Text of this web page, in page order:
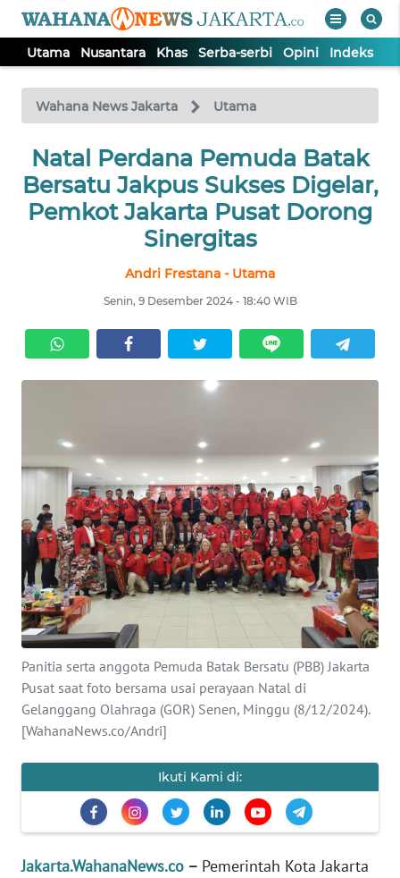
Utama Nusantara Khas Serba-serbi Opini Indeks
Wahana News Jakarta Utama
Natal Perdana Pemuda Batak
Bersatu Jakpus Sukses Digelar,
Pemkot Jakarta Pusat Dorong
Sinergitas
Andri Frestana - Utama
Senin, 9 Desember 2024 - 18:40 WIB
Panitia serta anggota Pemuda Batak Bersatu (PBB) Jakarta
Pusat saat foto bersama usai perayaan Natal di
Gelanggang Olahraga (GOR) Senen, Minggu (8/12/2024).
[WahanaNews.co/Andri]
Ikuti Kami di:
Jakarta.WahanaNews.co – Pemerintah Kota Jakarta
TV
Tutup
UTAMA
NUSANTARA
SERBI
OPINI
INDEKS
BERITA
KONTAK
KAMI
INFO
IKLAN
TENTANG
KAMI
PEDOMAN
SIBER
KARIR